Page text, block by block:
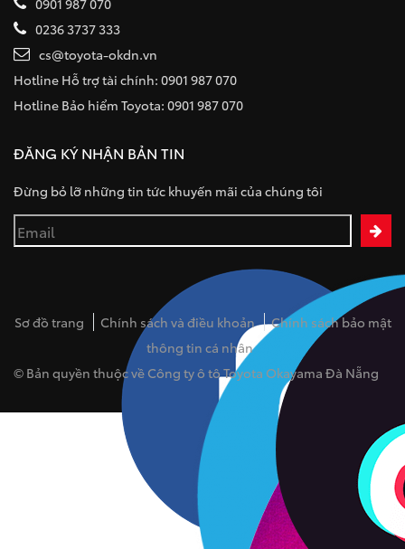
0901 987 070
0236 3737 333
cs@toyota-okdn.vn
Hotline Hỗ trợ tài chính: 0901 987 070
Hotline Bảo hiểm Toyota: 0901 987 070
ĐĂNG KÝ NHẬN BẢN TIN
Đừng bỏ lỡ những tin tức khuyến mãi của chúng tôi
Sơ đồ trang Chính sách và điều khoản
Chính sách bảo mật
thông tin cá nhân
© Bản quyền thuộc về Công ty ô tô Toyota Okayama Đà Nẵng